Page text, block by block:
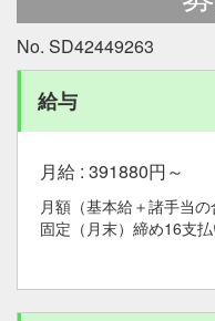
No. SD42449263
給与
月給 : 391880円～
月額（基本給＋諸手当
固定（月末）締め16支